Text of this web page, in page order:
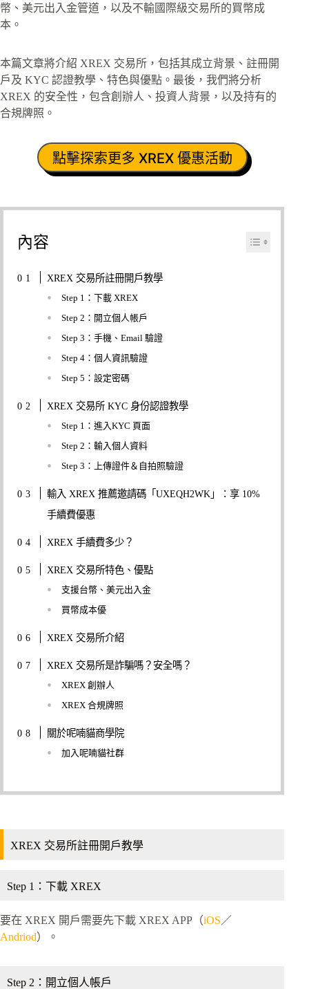
幣、美元出入金管道，以及不輸國際級交易所的買幣成
本。
本篇文章將介紹 XREX 交易所，包括其成立背景、註冊開
戶及 KYC 認證教學、特色與優點。最後，我們將分析
XREX 的安全性，包含創辦人、投資人背景，以及持有的
合規牌照。
點擊探索更多 XREX 優惠活動
內容
XREX 交易所註冊開戶教學
Step 1：下載 XREX
Step 2：開立個人帳戶
Step 3：手機、Email 驗證
Step 4：個人資訊驗證
Step 5：設定密碼
XREX 交易所 KYC 身份認證教學
Step 1：進入KYC 頁面
Step 2：輸入個人資料
Step 3：上傳證件＆自拍照驗證
輸入 XREX 推薦邀請碼「UXEQH2WK」：享 10%
手續費優惠
XREX 手續費多少？
XREX 交易所特色、優點
支援台幣、美元出入金
買幣成本優
XREX 交易所介紹
XREX 交易所是詐騙嗎？安全嗎？
XREX 創辦人
XREX 合規牌照
關於呢喃貓商學院
加入呢喃貓社群
XREX 交易所註冊開戶教學
Step 1：下載 XREX
要在 XREX 開戶需要先下載 XREX APP（iOS ／
Andriod）。
Step 2：開立個人帳戶